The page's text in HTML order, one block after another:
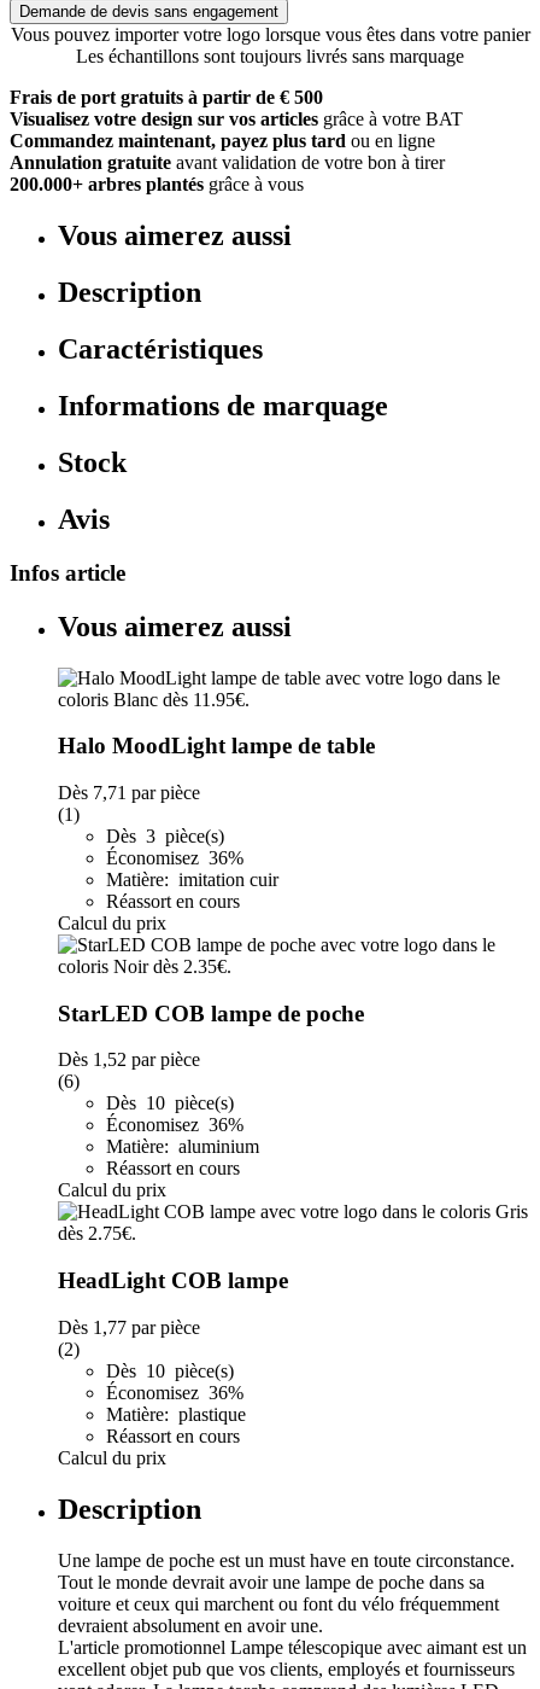
Demande de devis sans engagement
Vous pouvez importer votre logo lorsque vous êtes dans votre panier
Les échantillons sont toujours livrés sans marquage
Frais de port gratuits à partir de € 500
Visualisez votre design sur vos articles grâce à votre BAT
Commandez maintenant, payez plus tard ou en ligne
Annulation gratuite avant validation de votre bon à tirer
200.000+ arbres plantés grâce à vous
Vous aimerez aussi
Description
Caractéristiques
Informations de marquage
Stock
Avis
Infos article
Vous aimerez aussi
Halo MoodLight lampe de table
Dès 7,71 par pièce
(1)
Dès 3 pièce(s)
Économisez 36%
Matière: imitation cuir
Réassort en cours
Calcul du prix
StarLED COB lampe de poche
Dès 1,52 par pièce
(6)
Dès 10 pièce(s)
Économisez 36%
Matière: aluminium
Réassort en cours
Calcul du prix
HeadLight COB lampe
Dès 1,77 par pièce
(2)
Dès 10 pièce(s)
Économisez 36%
Matière: plastique
Réassort en cours
Calcul du prix
Description
Une lampe de poche est un must have en toute circonstance.
Tout le monde devrait avoir une lampe de poche dans sa
voiture et ceux qui marchent ou font du vélo fréquemment
devraient absolument en avoir une.
L'article promotionnel Lampe télescopique avec aimant est un
excellent objet pub que vos clients, employés et fournisseurs